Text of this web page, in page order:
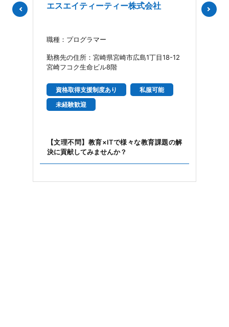
エスエイティーティー株式会社
職種：プログラマー
勤務先の住所：宮崎県宮崎市広島1丁目18-12
宮崎フコク生命ビル8階
資格取得支援制度あり
私服可能
未経験歓迎
【文理不問】教育×ITで様々な教育課題の解
決に貢献してみませんか？
株